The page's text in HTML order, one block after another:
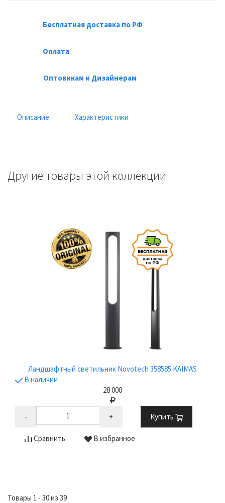
Бесплатная доставка по РФ
Оплата
Оптовикам и Дизайнерам
Описание Характеристики
Другие товары этой коллекции
Ландшафтный светильник Novotech 358585 KAIMAS
В наличии
28 000
- + Купить
Сравнить В избранное
Товары 1 - 30 из 39